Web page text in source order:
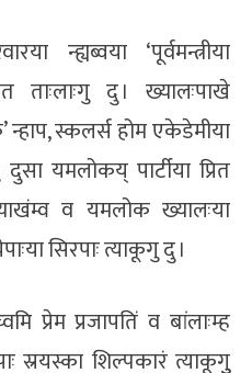
न्ह्यब्वया ‘पूर्वमन्त्रीया
ताःलाःगु दु । ख्यालःपाखे
न्हाप, स्कलर्स होम एकेडेमीया
यमलोकय् पार्टीया प्रित
व यमलोक ख्यालःया
सिरपाः त्याकूगु दु ।
प्रेम प्रजापतिं व बांलाःम्ह
स्रयस्का शिल्पकारं त्याकूगुु